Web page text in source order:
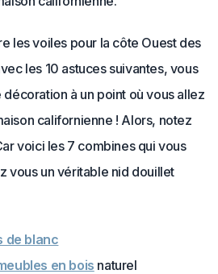
les voiles pour la côte Ouest des
les 10 astuces suivantes, vous
à un point où vous allez
californienne ! Alors, notez
voici les 7 combines qui vous
vous un véritable nid douillet
de blanc
en bois naturel